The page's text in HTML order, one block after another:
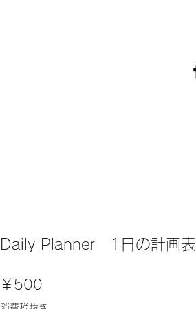
Daily Planner 1日の計画表
￥500
格